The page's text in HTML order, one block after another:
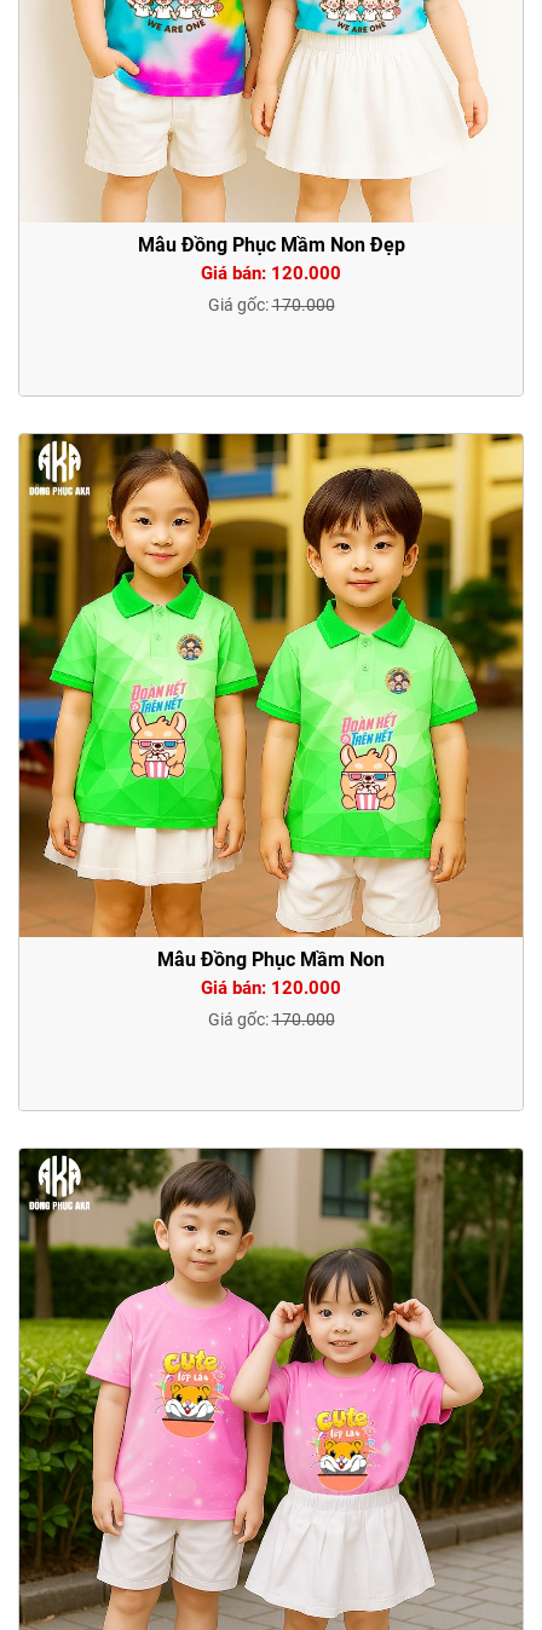
Mẫu Đồng Phục Mầm Non Đẹp
Giá bán: 120.000
Giá gốc:170.000
Mẫu Đồng Phục Mầm Non
Giá bán: 120.000
Giá gốc:170.000